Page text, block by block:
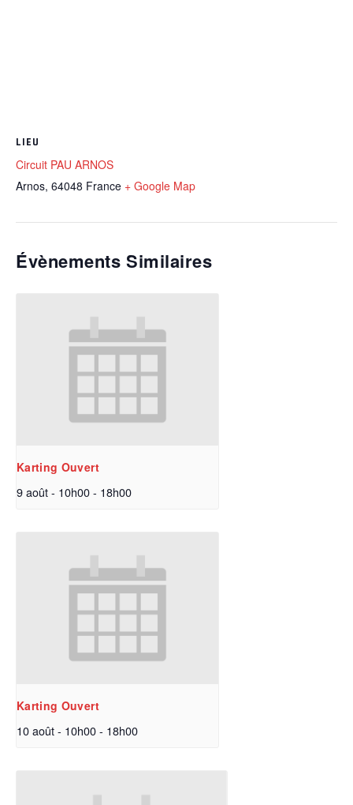
LIEU
Circuit PAU ARNOS
Arnos, 64048 France + Google Map
Évènements Similaires
Karting Ouvert
9 août - 10h00- 18h00
Karting Ouvert
10 août - 10h00- 18h00